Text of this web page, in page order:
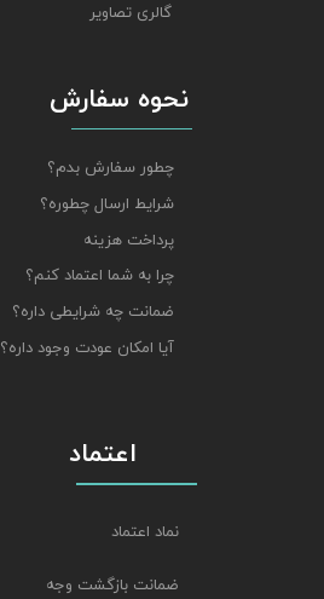
نحوه سفارش
چطور سفارش بدم؟
شرایط ارسال چطوره؟
پرداخت هزینه
چرا به شما اعتماد کنم؟
ضمانت چه شرایطی داره؟
آیا امکان عودت وجود داره؟
اعتماد
نماد اعتماد
ضمانت بازگشت وجه
گالری تصاویر